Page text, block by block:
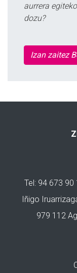
aurrera
dozu?
Izan zaitez
Tel: 94 673
Iñigo
979 112